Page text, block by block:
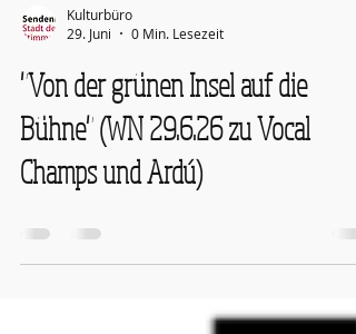
29. Juni
0 Min. Lesezeit
"Von der grünen Insel auf die
Bühne" (WN 29.6.26 zu Vocal